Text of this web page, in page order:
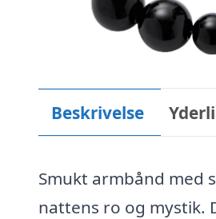
Beskrivelse
Smukt armbånd med
nattens ro og mystik.